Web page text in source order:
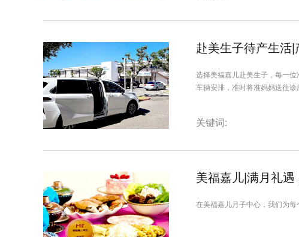
赴美生子待产生活|
选择美福嘉儿赴美生子，每一
车辆安排，准时将准妈妈送往
关键词:
美福嘉儿|满月礼
在美福嘉儿月子中心，我们为